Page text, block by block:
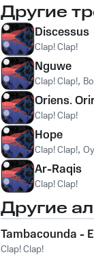
Другие
Discessus
Clap! Clap!
Nguwe
Clap! Clap!,
Oriens.
Clap! Clap!
Hope
Clap! Clap!, Oy
Ar-Raqis
Clap! Clap!
Другие
Tambacounda -
Clap! Clap!